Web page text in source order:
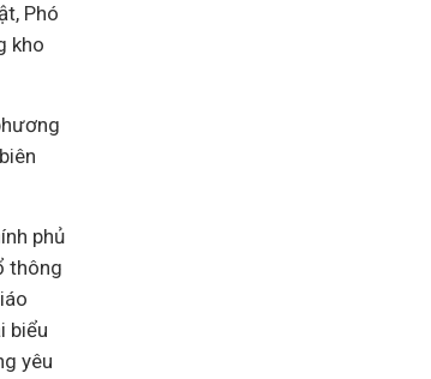
Phó
kho
phủ
thông
biểu
yêu